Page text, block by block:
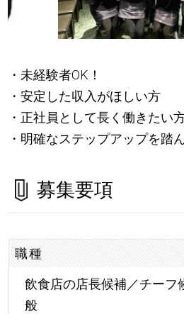
・未経験者OK！
・安定した収入がほしい方
・正社員として長く働きたい
・明確なステップアップを踏
募集要項
職種
飲食店の店長候補／チーフ
般